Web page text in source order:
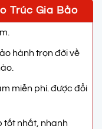
Trúc Gia Bảo
hành trọn đời về
miễn phí. được đổi
tốt nhất, nhanh